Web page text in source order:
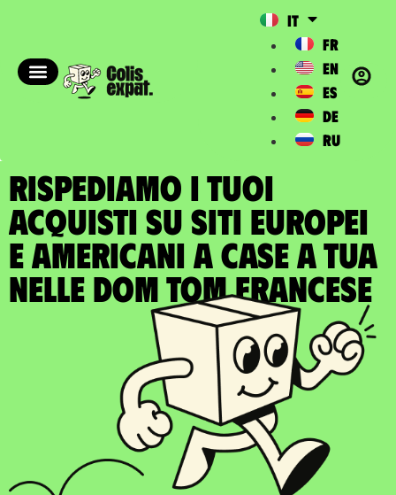
IT
FR
EN
ES
DE
RU
RISPEDIAMO I TUOI
ACQUISTI SU SITI EUROPEI
E AMERICANI A case a tua
nelle DOM TOM francese